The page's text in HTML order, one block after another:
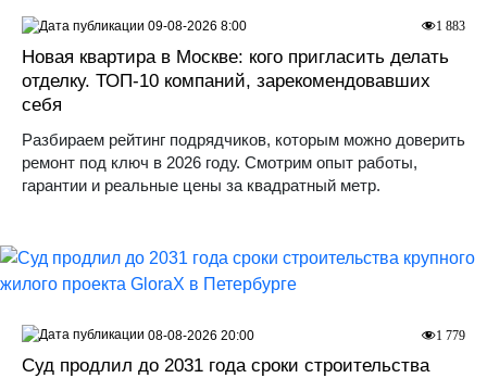
Новая квартира в Москве: кого пригласить делать
отделку. ТОП-10 компаний, зарекомендовавших
себя
Разбираем рейтинг подрядчиков, которым можно доверить
ремонт под ключ в 2026 году. Смотрим опыт работы,
гарантии и реальные цены за квадратный метр.
1 883
09-08-2026 8:00
Суд продлил до 2031 года сроки строительства
1 779
08-08-2026 20:00